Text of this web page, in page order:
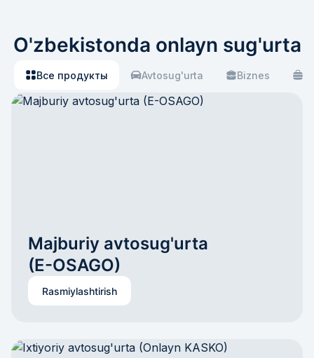
O'zbekistonda onlayn sug'urta
Все продукты Avtosug'urta Biznes
Majburiy avtosug'urta
(E-OSAGO)
Rasmiylashtirish